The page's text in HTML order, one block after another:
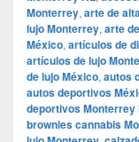
Monterrey, arte de
lujo Monterrey, arte
México, artículos de
artículos de lujo
de lujo México, autos
autos deportivos
deportivos Monterrey
brownies cannabis